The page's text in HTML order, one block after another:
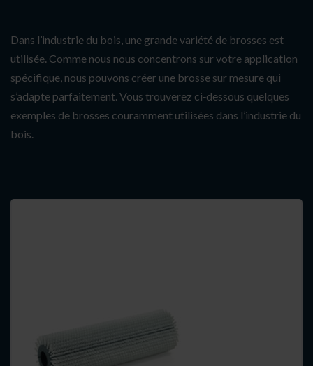
Dans l’industrie du bois, une grande variété de brosses est
utilisée. Comme nous nous concentrons sur votre application
spécifique, nous pouvons créer une brosse sur mesure qui
s’adapte parfaitement. Vous trouverez ci‑dessous quelques
exemples de brosses couramment utilisées dans l’industrie du
bois.